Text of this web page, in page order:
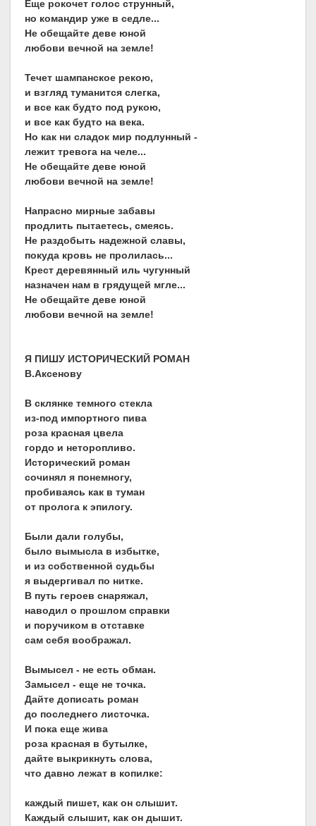
Еще рокочет голос струнный,
но командир уже в седле...
Не обещайте деве юной
любови вечной на земле!
Течет шампанское рекою,
и взгляд туманится слегка,
и все как будто под рукою,
и все как будто на века.
Но как ни сладок мир подлунный -
лежит тревога на челе...
Не обещайте деве юной
любови вечной на земле!
Напрасно мирные забавы
продлить пытаетесь, смеясь.
Не раздобыть надежной славы,
покуда кровь не пролилась...
Крест деревянный иль чугунный
назначен нам в грядущей мгле...
Не обещайте деве юной
любови вечной на земле!
Я ПИШУ ИСТОРИЧЕСКИЙ РОМАН
В.Аксенову
В склянке темного стекла
из-под импортного пива
роза красная цвела
гордо и неторопливо.
Исторический роман
сочинял я понемногу,
пробиваясь как в туман
от пролога к эпилогу.
Были дали голубы,
было вымысла в избытке,
и из собственной судьбы
я выдергивал по нитке.
В путь героев снаряжал,
наводил о прошлом справки
и поручиком в отставке
сам себя воображал.
Вымысел - не есть обман.
Замысел - еще не точка.
Дайте дописать роман
до последнего листочка.
И пока еще жива
роза красная в бутылке,
дайте выкрикнуть слова,
что давно лежат в копилке:
каждый пишет, как он слышит.
Каждый слышит, как он дышит.